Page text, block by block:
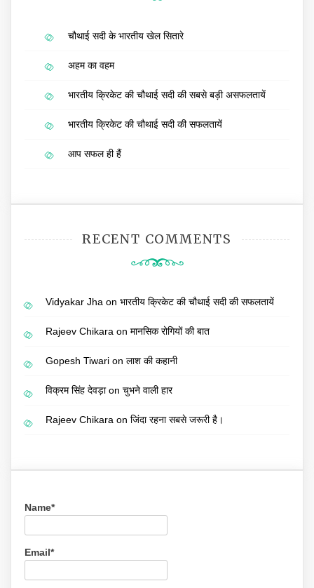
चौथाई सदी के भारतीय खेल सितारे
अहम का वहम
भारतीय क्रिकेट की चौथाई सदी की सबसे बड़ी असफलतायें
भारतीय क्रिकेट की चौथाई सदी की सफलतायें
आप सफल ही हैं
RECENT COMMENTS
Vidyakar Jha on भारतीय क्रिकेट की चौथाई सदी की सफलतायें
Rajeev Chikara on मानसिक रोगियों की बात
Gopesh Tiwari on लाश की कहानी
विक्रम सिंह देवड़ाon चुभने वाली हार
Rajeev Chikara on जिंदा रहना सबसे जरूरी है।
Name*
Email*